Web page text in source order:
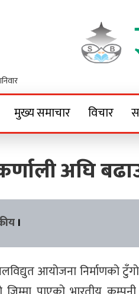
मुख्य समाचार विचार
अघि
।
आयोजना